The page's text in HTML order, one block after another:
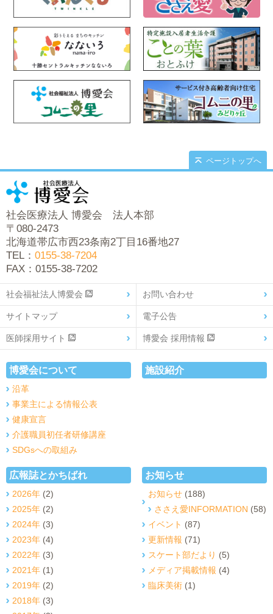
ページトップへ
社会医療法人 博愛会 法人本部
〒080-2473
北海道帯広市西23条南2丁目16番地27
TEL： 0155-38-7204
FAX：0155-38-7202
社会福祉法人博愛会 お問い合わせ
サイトマップ 電子公告
医師採用サイト 博愛会 採用情報
博愛会について
沿革
事業主による情報公表
健康宣言
介護職員初任者研修講座
SDGsへの取組み
施設紹介
広報誌とかちばれ
2026年 (2)
2025年 (2)
2024年 (3)
2023年 (4)
2022年 (3)
2021年 (1)
2019年 (2)
2018年 (3)
お知らせ
お知らせ(188)
ささえ愛INFORMATION (58)
イベント (87)
更新情報 (71)
スケート部だより (5)
メディア掲載情報 (4)
臨床美術(1)